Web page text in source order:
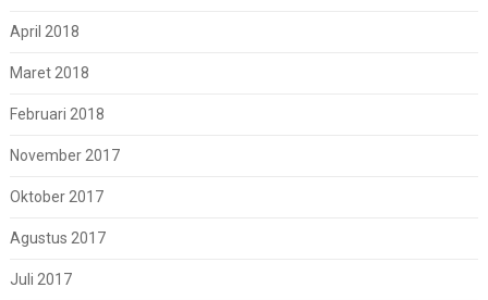
April 2018
Maret 2018
Februari 2018
November 2017
Oktober 2017
Agustus 2017
Juli 2017